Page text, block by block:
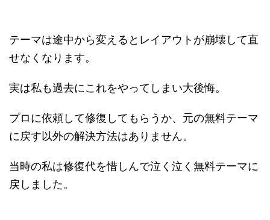
テーマは途中から変えるとレイアウトが崩壊して直
せなくなります。
実は私も過去にこれをやってしまい大後悔。
プロに依頼して修復してもらうか、元の無料テーマ
に戻す以外の解決方法はありません。
当時の私は修復代を惜しんで泣く泣く無料テーマに
戻しました。